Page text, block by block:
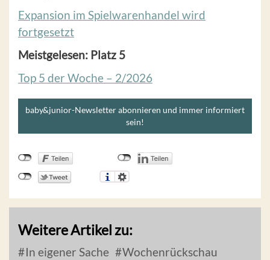
Expansion im Spielwarenhandel wird
fortgesetzt
Meistgelesen: Platz 5
Top 5 der Woche – 2/2026
baby&junior-Newsletter abonnieren und immer informiert
sein!
Weitere Artikel zu:
In eigener Sache
Wochenrückschau